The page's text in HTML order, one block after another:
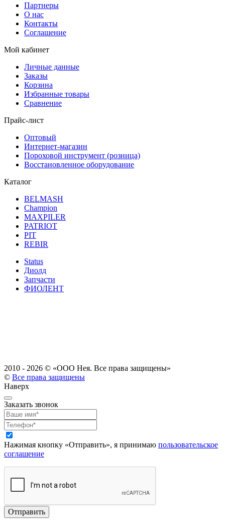
Партнеры
О нас
Контакты
Соглашение
Мой кабинет
Личные данные
Заказы
Корзина
Избранные товары
Сравнение
Прайс-лист
Оптовый
Интернет-магазин
Пороховой инструмент (розница)
Восстановленное оборудование
Каталог
BELMASH
Champion
MAXPILER
PATRIOT
PIT
REBIR
Status
Диолд
Запчасти
ФИОЛЕНТ
2010 - 2026 © «ООО Нея. Все права защищены»
© Все права защищены
Наверх
Заказать звонок
Нажимая кнопку «Отправить», я принимаю пользовательское
соглашение